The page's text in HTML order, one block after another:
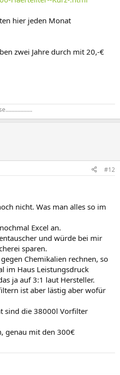
hier jeden Monat
zwei Jahre durch mit 20,-€
#12
nicht. Was man alles so im
Excel an.
und würde bei mir
sparen.
Chemikalien rechnen, so
im Haus Leistungsdruck
ja auf 3:1 laut Hersteller.
ist aber lästig aber wofür
sind die 38000l Vorfilter
genau mit den 300€